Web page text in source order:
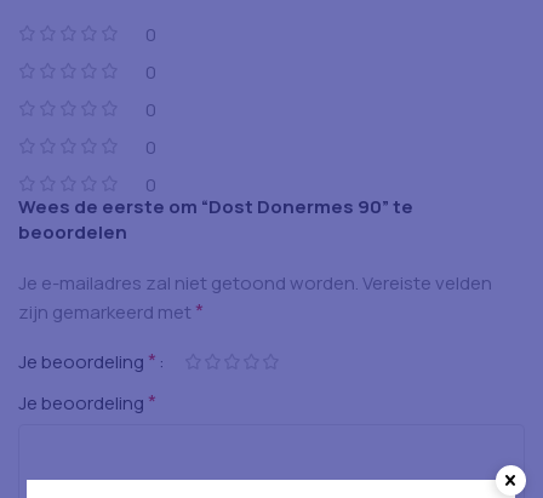
0
0
0
0
0
Wees de eerste om “Dost Donermes 90” te
beoordelen
Je e-mailadres zal niet getoond worden.Vereiste velden
zijn gemarkeerd met *
Je beoordeling *
Je beoordeling *